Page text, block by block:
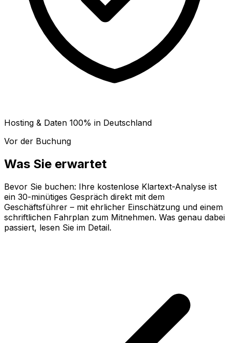
Hosting & Daten 100% in Deutschland
Vor der Buchung
Was Sie erwartet
Bevor Sie buchen: Ihre kostenlose Klartext-Analyse ist
ein 30-minütiges Gespräch direkt mit dem
Geschäftsführer – mit ehrlicher Einschätzung und einem
schriftlichen Fahrplan zum Mitnehmen. Was genau dabei
passiert, lesen Sie im Detail.